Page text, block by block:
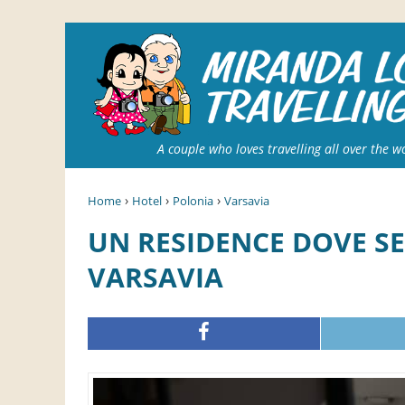
A couple who loves travelling all over the
Home › Hotel › Polonia › Varsavia
UN RESIDENCE DOVE SENTIRSI COME A CASA A
VARSAVIA